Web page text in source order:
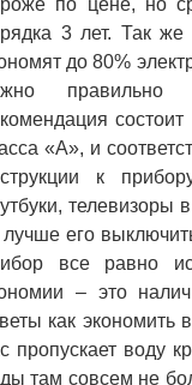
3 лет. Так
до 80%
правильно
«А», и
к
телевизоры
лучше его
все равно
– это
как экономить
пропускает воду
там совсем не